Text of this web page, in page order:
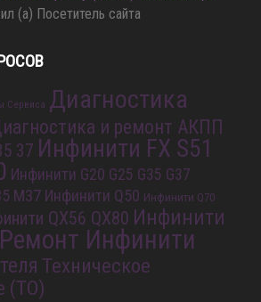
(а) Посетитель сайта
Сервиса Диагностика
и ремонт АКПП
37 Инфинити FX S51
Инфинити G20 G25 G35 G37
M37 Инфинити Q50 Инфинити Q70
QX56 QX80 Инфинити
Ремонт Инфинити
Техническое
(ТО)